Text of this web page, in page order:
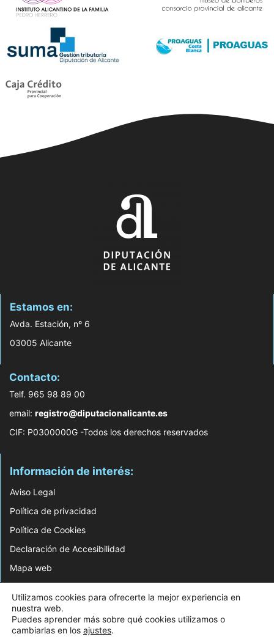
Estamos en:
Avda. Estación, nº 6
03005 Alicante
Contacto:
Telf. 965 98 89 00
email: registro@diputacionalicante.es
CIF: P0300000G -Todos los derechos reservados
Información de interés:
Aviso Legal
Política de privacidad
Política de Cookies
Declaración de Accesibilidad
Mapa web
© 2026 Web Desarrollada por el Servicio de Informática de Diputación de
Utilizamos cookies para ofrecerte la mejor experiencia en
nuestra web.
Puedes aprender más sobre qué cookies utilizamos o
cambiarlas en los ajustes.